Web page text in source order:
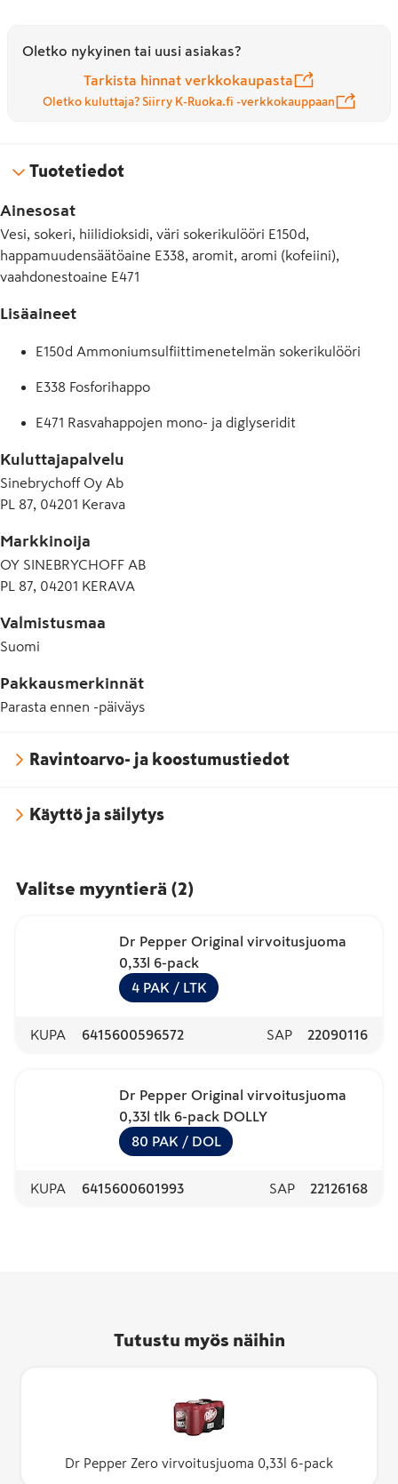
Oletko nykyinen tai uusi asiakas?
Tarkista hinnat verkkokaupasta
Oletko kuluttaja? Siirry K-Ruoka.fi -verkkokauppaan
Tuotetiedot
Ainesosat
Vesi, sokeri, hiilidioksidi, väri sokerikulööri E150d,
happamuudensäätöaine E338, aromit, aromi (kofeiini),
vaahdonestoaine E471
Lisäaineet
E150d Ammoniumsulfiittimenetelmän sokerikulööri
E338 Fosforihappo
E471 Rasvahappojen mono- ja diglyseridit
Kuluttajapalvelu
Sinebrychoff Oy Ab
PL 87, 04201 Kerava
Markkinoija
OY SINEBRYCHOFF AB
PL 87, 04201 KERAVA
Valmistusmaa
Suomi
Pakkausmerkinnät
Parasta ennen -päiväys
Ravintoarvo- ja koostumustiedot
Käyttö ja säilytys
Valitse myyntierä (2)
Dr Pepper Original virvoitusjuoma
0,33l 6-pack
4 PAK / LTK
KUPA 6415600596572 SAP 22090116
Dr Pepper Original virvoitusjuoma
0,33l tlk 6-pack DOLLY
80 PAK / DOL
KUPA 6415600601993 SAP 22126168
Tutustu myös näihin
Dr Pepper Zero virvoitusjuoma 0,33l 6-pack